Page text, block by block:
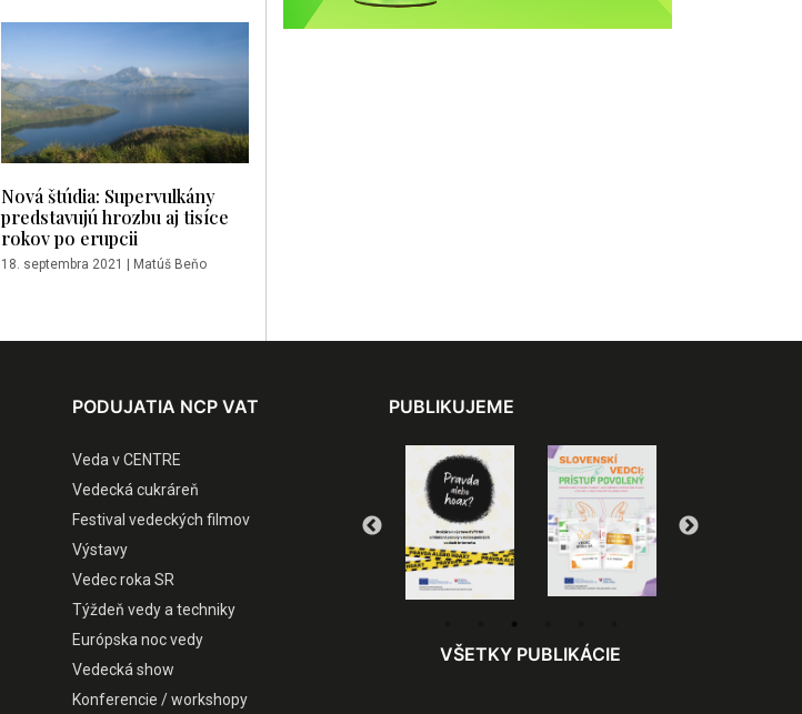
Nová štúdia: Supervulkány
predstavujú hrozbu aj tisíce
rokov po erupcii
18. septembra 2021 | Matúš Beňo
PODUJATIA NCP VAT
Veda v CENTRE
Vedecká cukráreň
Festival vedeckých filmov
Výstavy
Vedec roka SR
Týždeň vedy a techniky
Európska noc vedy
Vedecká show
Konferencie / workshopy
PUBLIKUJEME
VŠETKY PUBLIKÁCIE